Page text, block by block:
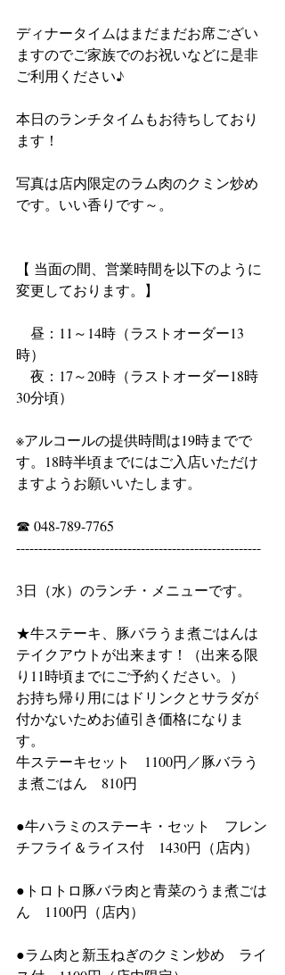
ディナータイムはまだまだお席ござい
ますのでご家族でのお祝いなどに是非
ご利用ください♪
本日のランチタイムもお待ちしており
ます！
写真は店内限定のラム肉のクミン炒め
です。いい香りです～。
【 当面の間、営業時間を以下のように
変更しております。】
昼：11～14時（ラストオーダー13
時）
夜：17～20時（ラストオーダー18時
30分頃）
※アルコールの提供時間は19時までで
す。18時半頃までにはご入店いただけ
ますようお願いいたします。
☎ 048-789-7765
-------------------------------------------------------
3日（水）のランチ・メニューです。
★牛ステーキ、豚バラうま煮ごはんは
テイクアウトが出来ます！（出来る限
り11時頃までにご予約ください。）
お持ち帰り用にはドリンクとサラダが
付かないためお値引き価格になりま
す。
牛ステーキセット　1100円／豚バラう
ま煮ごはん　810円
●牛ハラミのステーキ・セット　フレン
チフライ＆ライス付　1430円（店内）
●トロトロ豚バラ肉と青菜のうま煮ごは
ん　1100円（店内）
●ラム肉と新玉ねぎのクミン炒め　ライ